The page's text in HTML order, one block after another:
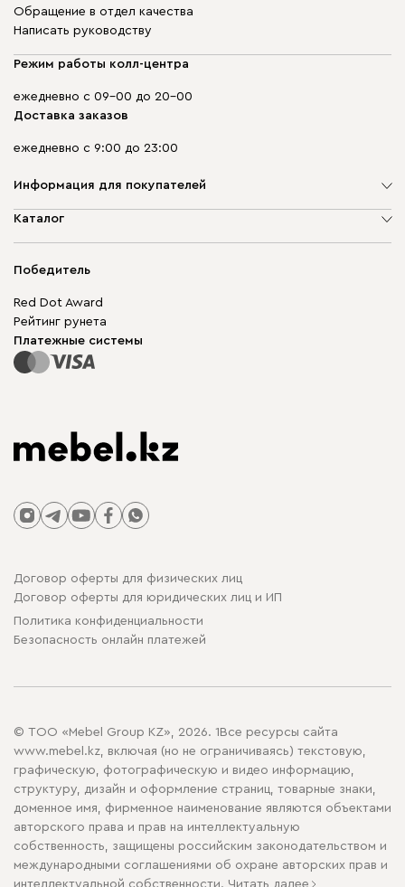
Обращение в отдел качества
Написать руководству
Режим работы колл-центра
ежедневно с 09-00 до 20-00
Доставка заказов
ежедневно с 9:00 до 23:00
Информация для покупателей
О компании
Гарантия
Карта сайта
Каталог
Корпусная мебель
Модульная мебель
Столы и стулья
Победитель
Red Dot Award
Рейтинг рунета
Платежные системы
Договор оферты для физических лиц
Договор оферты для юридических лиц и ИП
Политика конфиденциальности
Безопасность онлайн платежей
© ТОО «Mebel Group KZ», 2026. 1Все ресурсы сайта
www.mebel.kz, включая (но не ограничиваясь) текстовую,
графическую, фотографическую и видео информацию,
структуру, дизайн и оформление страниц, товарные знаки,
доменное имя, фирменное наименование являются объектами
авторского права и прав на интеллектуальную
собственность, защищены российским законодательством и
международными соглашениями об охране авторских прав и
интеллектуальной собственности. Читать далее